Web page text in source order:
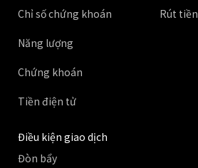
Chỉ số chứng khoán
Năng lượng
Chứng khoán
Tiền điện tử
Rút tiền
Điều kiện giao dịch
Đòn bẩy